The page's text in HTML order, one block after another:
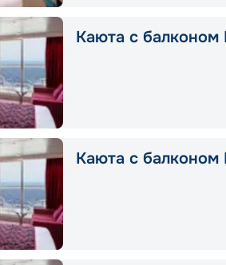
Каюта с балконом
Каюта с балконом